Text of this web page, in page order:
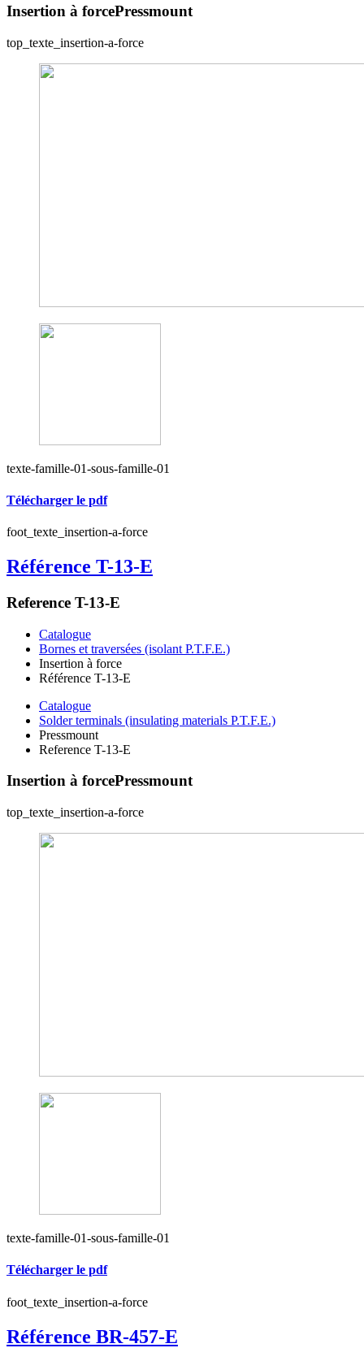
Insertion à forcePressmount
top_texte_insertion-a-force
texte-famille-01-sous-famille-01
Télécharger le pdf
foot_texte_insertion-a-force
Référence T-13-E
Reference T-13-E
Catalogue
Bornes et traversées (isolant P.T.F.E.)
Insertion à force
Référence T-13-E
Catalogue
Solder terminals (insulating materials P.T.F.E.)
Pressmount
Reference T-13-E
Insertion à forcePressmount
top_texte_insertion-a-force
texte-famille-01-sous-famille-01
Télécharger le pdf
foot_texte_insertion-a-force
Référence BR-457-E